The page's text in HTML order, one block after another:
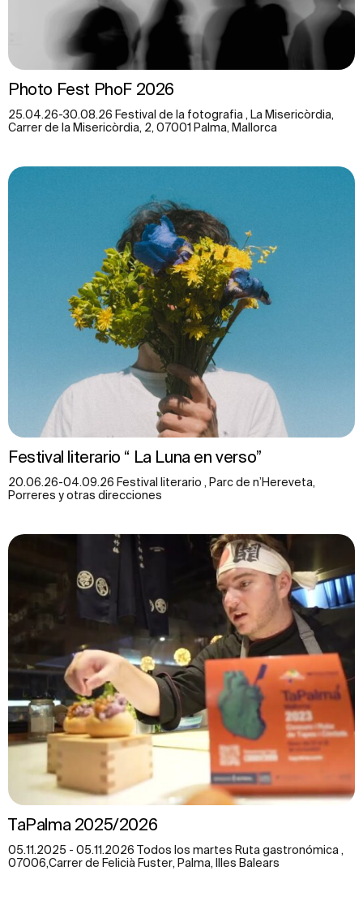
Photo Fest PhoF 2026
25.04.26-30.08.26 Festival de la fotografia , La Misericòrdia,
Carrer de la Misericòrdia, 2, 07001 Palma, Mallorca
Festival literario “ La Luna en verso”
20.06.26-04.09.26 Festival literario , Parc de n’Hereveta,
Porreres y otras direcciones
TaPalma 2025/2026
05.11.2025 - 05.11.2026 Todos los martes Ruta gastronómica ,
07006,Carrer de Felicià Fuster, Palma, Illes Balears